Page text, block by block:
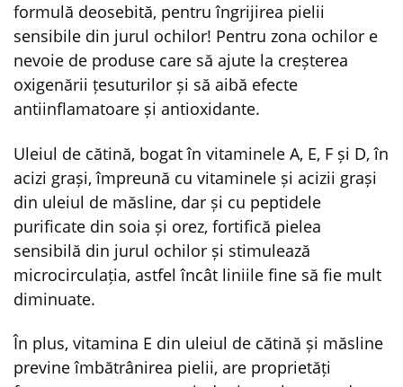
formulă deosebită, pentru îngrijirea pielii
sensibile din jurul ochilor! Pentru zona ochilor e
nevoie de produse care să ajute la creșterea
oxigenării țesuturilor și să aibă efecte
antiinflamatoare și antioxidante.
Uleiul de cătină, bogat în vitaminele A, E, F și D, în
acizi grași, împreună cu vitaminele și acizii grași
din uleiul de măsline, dar și cu peptidele
purificate din soia și orez, fortifică pielea
sensibilă din jurul ochilor și stimulează
microcirculația, astfel încât liniile fine să fie mult
diminuate.
În plus, vitamina E din uleiul de cătină și măsline
previne îmbătrânirea pielii, are proprietăți